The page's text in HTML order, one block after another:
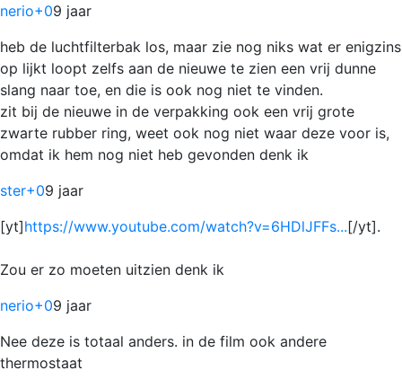
nerio+09 jaar
heb de luchtfilterbak los, maar zie nog niks wat er enigzins
op lijkt loopt zelfs aan de nieuwe te zien een vrij dunne
slang naar toe, en die is ook nog niet te vinden.
zit bij de nieuwe in de verpakking ook een vrij grote
zwarte rubber ring, weet ook nog niet waar deze voor is,
omdat ik hem nog niet heb gevonden denk ik
ster+09 jaar
[yt]https://www.youtube.com/watch?v=6HDlJFFs...[/yt].
Zou er zo moeten uitzien denk ik
nerio+09 jaar
Nee deze is totaal anders. in de film ook andere
thermostaat